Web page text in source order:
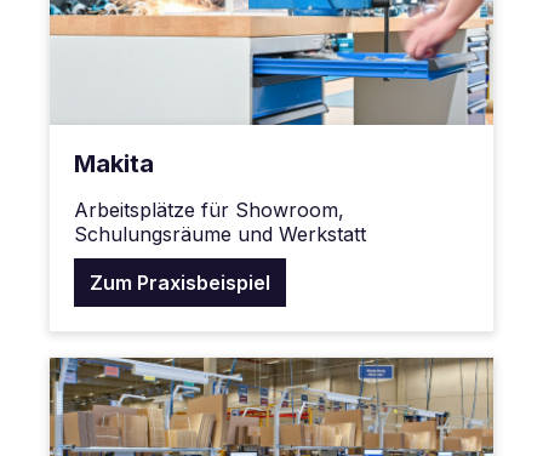
Makita
Arbeitsplätze für Showroom,
Schulungsräume und Werkstatt
Zum Praxisbeispiel